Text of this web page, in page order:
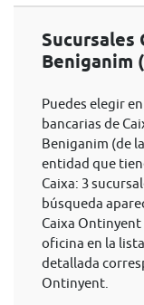
Sucursales
Beniganim
Puedes elegir
bancarias de
Beniganim (de
entidad que
Caixa: 3
búsqueda
Caixa Ontinyent
oficina en la
detallada
Ontinyent.